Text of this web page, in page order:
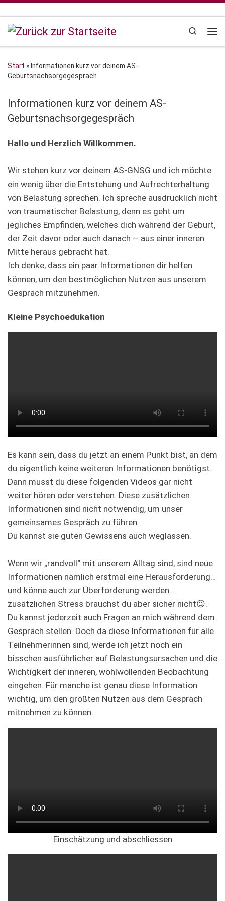
Search
Start » Informationen kurz vor deinem AS-
Geburtsnachsorgegespräch
Informationen kurz vor deinem AS-
Geburtsnachsorgegespräch
Hallo und Herzlich Willkommen.
Wir stehen kurz vor deinem AS-GNSG und ich möchte
ein wenig über die Entstehung und Aufrechterhaltung
von Belastung sprechen. Ich spreche ausdrücklich nicht
von traumatischer Belastung, denn es geht um
jegliches Empfinden, welches dich während der Geburt,
der Zeit davor oder auch danach – aus einer inneren
Mitte heraus gebracht hat.
Ich denke, dass ein paar Informationen dir helfen
können, um den bestmöglichen Nutzen aus unserem
Gespräch mitzunehmen.
Kleine Psychoedukation
Es kann sein, dass du jetzt an einem Punkt bist, an dem
du eigentlich keine weiteren Informationen benötigst.
Dann musst du diese folgenden Videos gar nicht
weiter hören oder verstehen. Diese zusätzlichen
Informationen sind nicht notwendig, um unser
gemeinsames Gespräch zu führen.
Du kannst sie guten Gewissens auch weglassen.
Wenn wir „randvoll“ mit unserem Alltag sind, sind neue
Informationen nämlich erstmal eine Herausforderung…
und könne auch zur Überforderung werden…
zusätzlichen Stress brauchst du aber sicher nicht😉.
Du kannst jederzeit auch Fragen an mich während dem
Gespräch stellen. Doch da diese Informationen für alle
Teilnehmerinnen sind, werde ich jetzt noch ein
bisschen ausführlicher auf Belastungsursachen und die
Wichtigkeit der inneren, wohlwollenden Beobachtung
eingehen. Für manche ist genau diese Information
wichtig, um den größten Nutzen aus dem Gespräch
mitnehmen zu können.
Einschätzung und abschliessen